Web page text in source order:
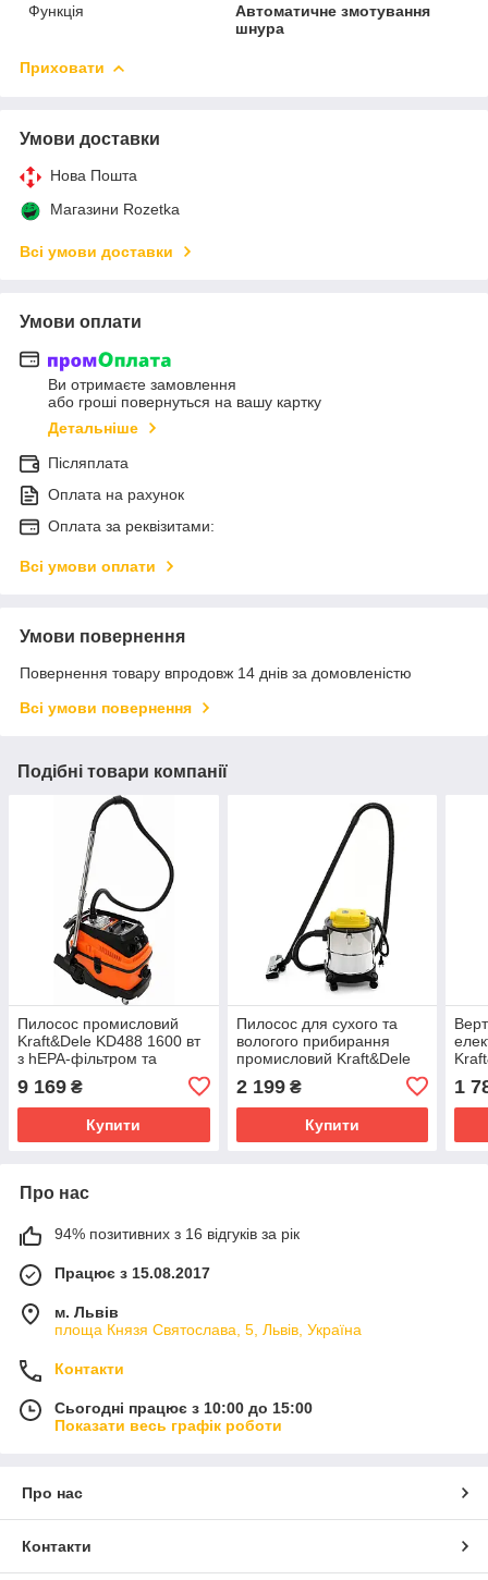
Функція
Автоматичне змотування
шнура
Приховати
Умови доставки
Нова Пошта
Магазини Rozetka
Всі умови доставки
Умови оплати
Ви отримаєте замовлення
або гроші повернуться на вашу картку
Детальніше
Післяплата
Оплата на рахунок
Оплата за реквізитами:
Всі умови оплати
Умови повернення
Повернення товару впродовж 14 днів за домовленістю
Всі умови повернення
Подібні товари компанії
Пилосос промисловий
Kraft&Dele KD488 1600 вт
з hEPA-фільтром та
9 169 ₴
Купити
Пилосос для сухого та
вологого прибирання
промисловий Kraft&Dele
2 199₴
Купити
1
Про нас
94% позитивних з 16 відгуків за рік
Працює з 15.08.2017
м. Львів
площа Князя Святослава, 5, Львів, Україна
Контакти
Сьогодні працює з 10:00 до 15:00
Показати весь графік роботи
Про нас
Контакти